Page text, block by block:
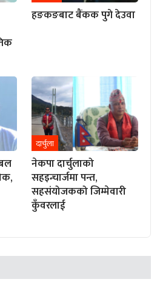
हङकङबाट बैंकक पुगे देउवा
दार्चुला
नेकपा दार्चुलाको
सहइन्चार्जमा पन्त,
सहसंयोजकको जिम्मेवारी
कुँवरलाई